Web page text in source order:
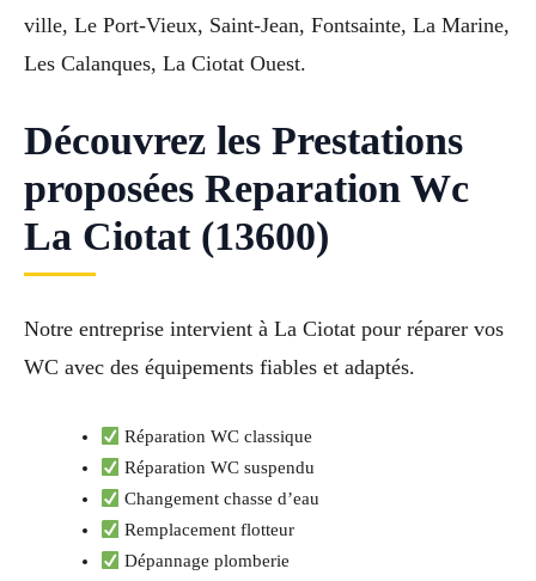
ville, Le Port-Vieux, Saint-Jean, Fontsainte, La Marine,
Les Calanques, La Ciotat Ouest.
Découvrez les Prestations
proposées Reparation Wc
La Ciotat (13600)
Notre entreprise intervient à La Ciotat pour réparer vos
WC avec des équipements fiables et adaptés.
Réparation WC classique
Réparation WC suspendu
Changement chasse d’eau
Remplacement flotteur
Dépannage plomberie